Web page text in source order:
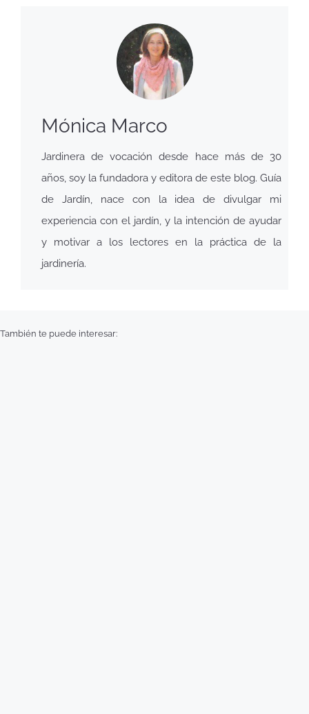
Mónica Marco
Jardinera de vocación desde hace más de 30
años, soy la fundadora y editora de este blog. Guía
de Jardín, nace con la idea de divulgar mi
experiencia con el jardín, y la intención de ayudar
y motivar a los lectores en la práctica de la
jardinería.
También te puede interesar: